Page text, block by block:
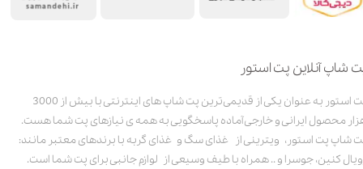
شاپ آنلاین پت استور
پت استور به عنوان یکی از قدیمی‌ترین پت شاپ های اینترنتی با بیش از 3000
محصول ایرانی و خارجی آماده پاسخگویی به همه ی نیازهای پت شما هست.
شاپ پت استور، ویترینی از غذای سگ و غذای گربه با برندهای معتبر مانند:
کنین، جوسرا و .. همراه با طیف وسیعی از لوازم جانبی برای پت شما است.